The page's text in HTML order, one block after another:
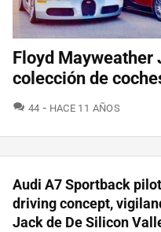
Floyd Mayweather
colección de
44 COMENTARIOS
HACE 11 AÑOS
Audi A7 Sportback
driving concept,
Jack de De Silicon